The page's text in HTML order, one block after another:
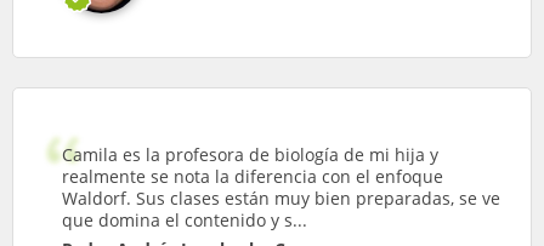
Camila es la profesora de biología de mi hija y
realmente se nota la diferencia con el enfoque
Waldorf. Sus clases están muy bien preparadas, se ve
que domina el contenido y s...